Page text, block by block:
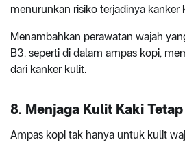
menurunkan risiko terjadinya kanker
Menambahkan perawatan wajah
B3, seperti di dalam ampas kopi,
dari kanker kulit.
8. Menjaga Kulit Kaki
Ampas kopi tak hanya untuk kulit